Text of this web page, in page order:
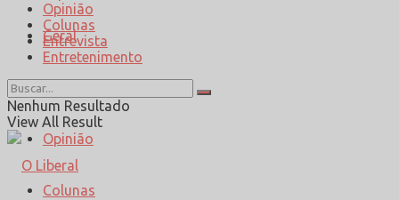
Geral
Esporte
Opinião
Colunas
Opinião
Colunas
Entrevista
Entretenimento
Nenhum Resultado
View All Result